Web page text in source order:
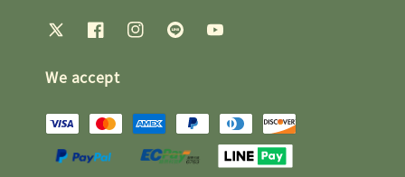
We accept